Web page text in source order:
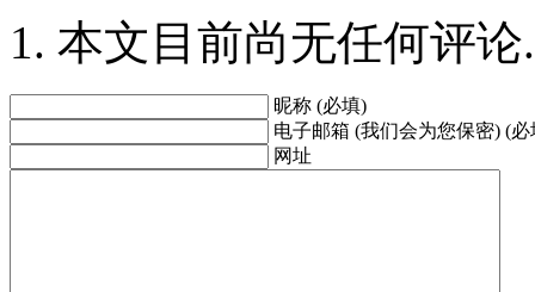
本文目前尚无任何评论.
昵称 (必填)
电子邮箱 (我们会为您保密) (必
网址